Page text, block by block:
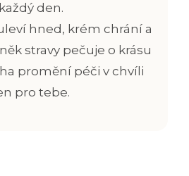
každý den.
hned, krém chrání a
stravy pečuje o krásu
promění péči v chvíli
pro tebe.